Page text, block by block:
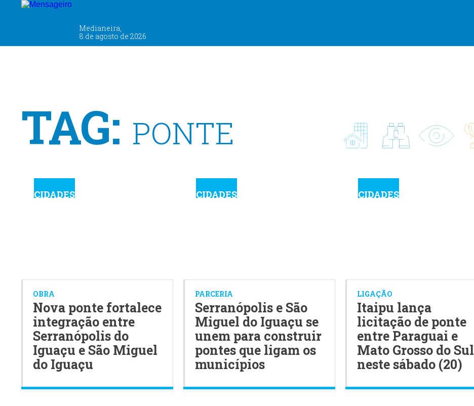
Medianeira,
8 de agosto de 2026
TAG: PONTE
CIDADES
OBRA
Nova ponte fortalece
integração entre
Serranópolis do
Iguaçu e São Miguel
do Iguaçu
CIDADES
PARCERIA
Serranópolis e São
Miguel do Iguaçu se
unem para construir
pontes que ligam os
municípios
CIDADES
LIGAÇÃO
Itaipu lança
licitação de ponte
entre Paraguai e
Mato Grosso do Sul
neste sábado (20)